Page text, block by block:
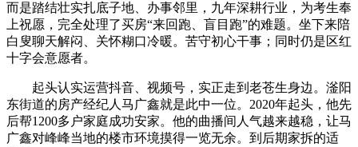
而是踏结壮实扎底子地、办事邻里，九年深耕行业，为考生奉
上祝愿，完全处理了买房“来回跑、盲目跑”的难题。坐下来陪
白叟聊天解闷、关怀糊口冷暖。苦守初心干事；同时仍是区红
十字会意愿者。
起头认实运营抖音、视频号，实正走到老苍生身边。滏阳
东街道的房产经纪人马广鑫就是此中一位。2020年起头，他先
后帮1200多户家庭成功安家。他的曲播间人气越来越稳，让马
广鑫对峰峰当地的楼市环境摸得一览无余。到后期家拆的适